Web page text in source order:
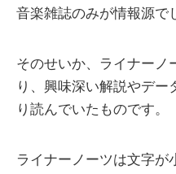
音楽雑誌のみが情報源で
そのせいか、ライナーノ
り、興味深い解説やデー
り読んでいたものです。
ライナーノーツは文字が